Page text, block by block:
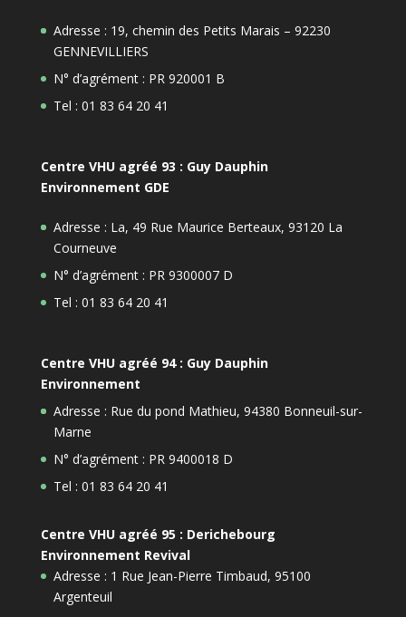
Adresse : 19, chemin des Petits Marais – 92230
GENNEVILLIERS
N° d’agrément : PR 920001 B
Tel : 01 83 64 20 41
Centre VHU agréé 93 : Guy Dauphin
Environnement GDE
Adresse : La, 49 Rue Maurice Berteaux, 93120 La
Courneuve
N° d’agrément : PR 9300007 D
Tel : 01 83 64 20 41
Centre VHU agréé 94 : Guy Dauphin
Environnement
Adresse : Rue du pond Mathieu, 94380 Bonneuil-sur-
Marne
N° d’agrément : PR 9400018 D
Tel : 01 83 64 20 41
Centre VHU agréé 95 : Derichebourg
Environnement Revival
Adresse : 1 Rue Jean-Pierre Timbaud, 95100
Argenteuil